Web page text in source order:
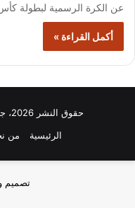
عن الكرة الرسمية لبطولة كأس العالم 2026
أكمل القراءة »
حقوق النشر 2026، جميع الحقوق محفوظة © نبأ مصر
الرئيسية
من
تصميم